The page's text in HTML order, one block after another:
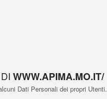
WWW.APIMA.MO.IT/
Dati Personali dei propri Utenti.